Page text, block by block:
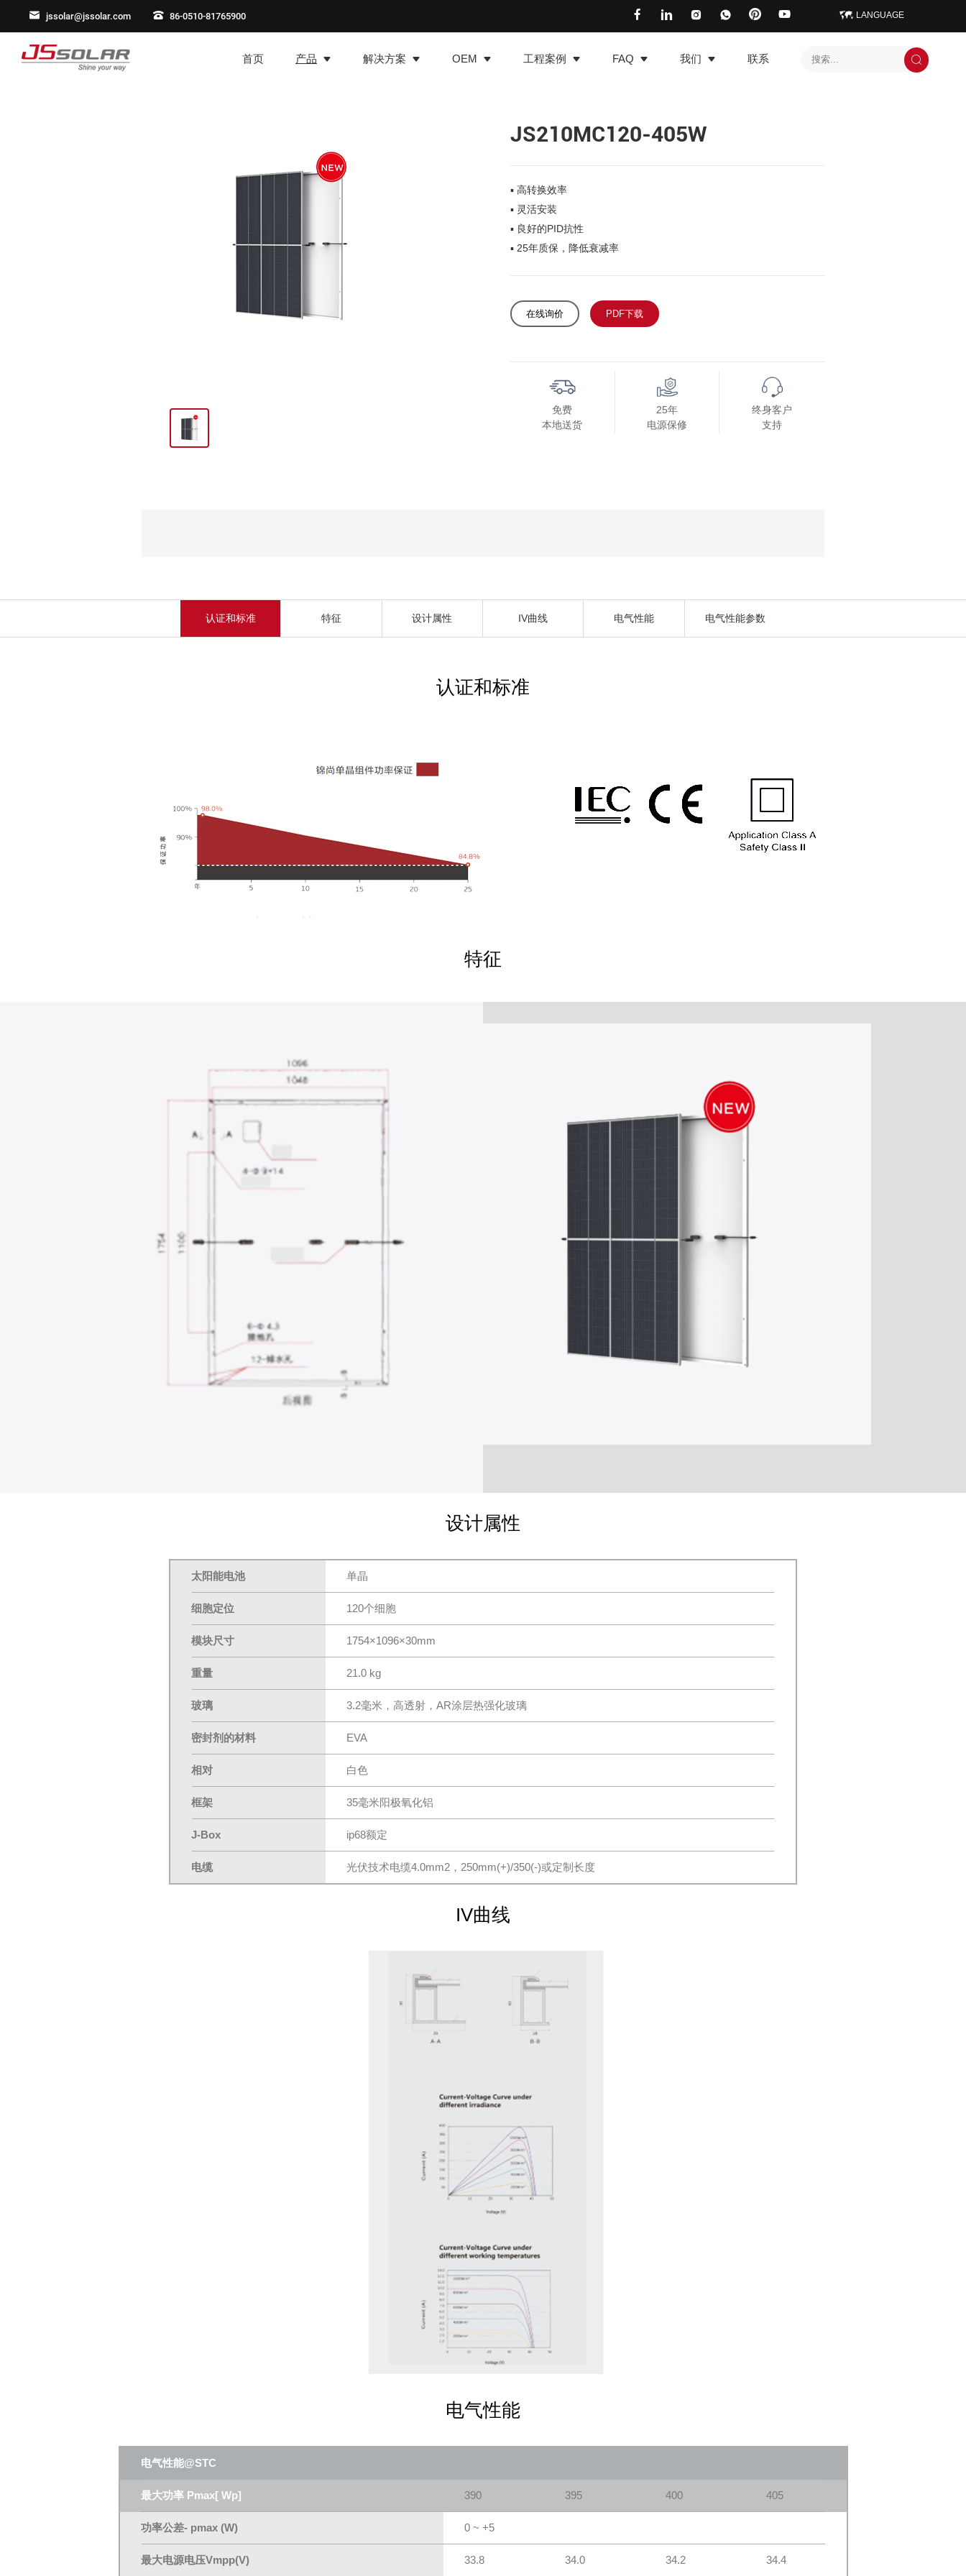
jssolar@jssolar.com 86-0510-81765900 LANGUAGE
首页 产品 解决方案 OEM 工程案例 FAQ 我们 联系
JS210MC120-405W
▪ 高转换效率
▪ 灵活安装
▪ 良好的PID抗性
▪ 25年质保，降低衰减率
在线询价 PDF下载
免费
本地送货
25年
电源保修
终身客户
支持
认证和标准 特征 设计属性 IV曲线 电气性能 电气性能参数
认证和标准
特征
设计属性
太阳能电池 单晶
细胞定位 120个细胞
模块尺寸 1754×1096×30mm
重量 21.0 kg
玻璃 3.2毫米，高透射，AR涂层热强化玻璃
密封剂的材料 EVA
相对 白色
框架 35毫米阳极氧化铝
J-Box ip68额定
电缆 光伏技术电缆4.0mm2，250mm(+)/350(-)或定制长度
IV曲线
电气性能
电气性能@STC
最大功率 Pmax[ Wp] 390 395 400 405
功率公差- pmax (W) 0 ~ +5
最大电源电压Vmpp(V) 33.8 34.0 34.2 34.4